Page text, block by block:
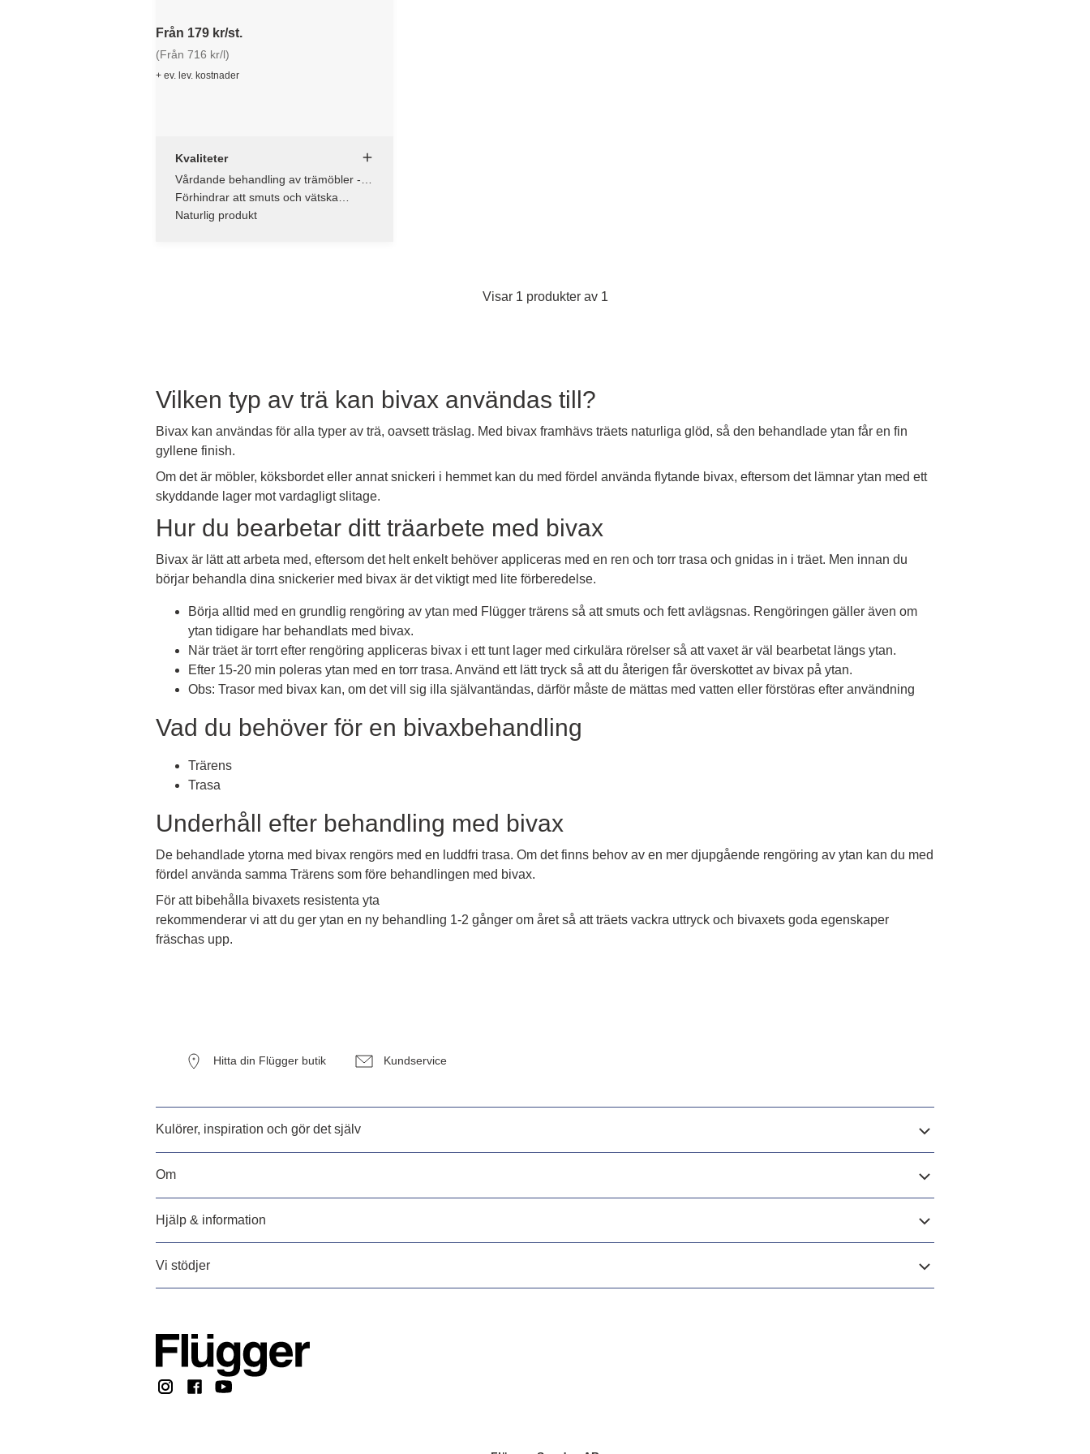
Från 179 kr/st.
(Från 716 kr/l)
+ ev. lev. kostnader
Kvaliteter
Vårdande behandling av trämöbler -
inomhus
Förhindrar att smuts och vätska
tränger in
Naturlig produkt
Visar 1 produkter av 1
Vilken typ av trä kan bivax användas till?
Bivax kan användas för alla typer av trä, oavsett träslag. Med bivax framhävs träets naturliga glöd, så den behandlade ytan får en fin
gyllene finish.
Om det är möbler, köksbordet eller annat snickeri i hemmet kan du med fördel använda flytande bivax, eftersom det lämnar ytan med ett
skyddande lager mot vardagligt slitage.
Hur du bearbetar ditt träarbete med bivax
Bivax är lätt att arbeta med, eftersom det helt enkelt behöver appliceras med en ren och torr trasa och gnidas in i träet. Men innan du
börjar behandla dina snickerier med bivax är det viktigt med lite förberedelse.
Börja alltid med en grundlig rengöring av ytan med Flügger trärens så att smuts och fett avlägsnas. Rengöringen gäller även om
ytan tidigare har behandlats med bivax.
När träet är torrt efter rengöring appliceras bivax i ett tunt lager med cirkulära rörelser så att vaxet är väl bearbetat längs ytan.
Efter 15-20 min poleras ytan med en torr trasa. Använd ett lätt tryck så att du återigen får överskottet av bivax på ytan.
Obs: Trasor med bivax kan, om det vill sig illa självantändas, därför måste de mättas med vatten eller förstöras efter användning
Vad du behöver för en bivaxbehandling
Trärens
Trasa
Underhåll efter behandling med bivax
De behandlade ytorna med bivax rengörs med en luddfri trasa. Om det finns behov av en mer djupgående rengöring av ytan kan du med
fördel använda samma Trärens som före behandlingen med bivax.
För att bibehålla bivaxets resistenta yta
rekommenderar vi att du ger ytan en ny behandling 1-2 gånger om året så att träets vackra uttryck och bivaxets goda egenskaper
fräschas upp.
Hitta din Flügger butik Kundservice
Kulörer, inspiration och gör det själv
Om
Hjälp & information
Vi stödjer